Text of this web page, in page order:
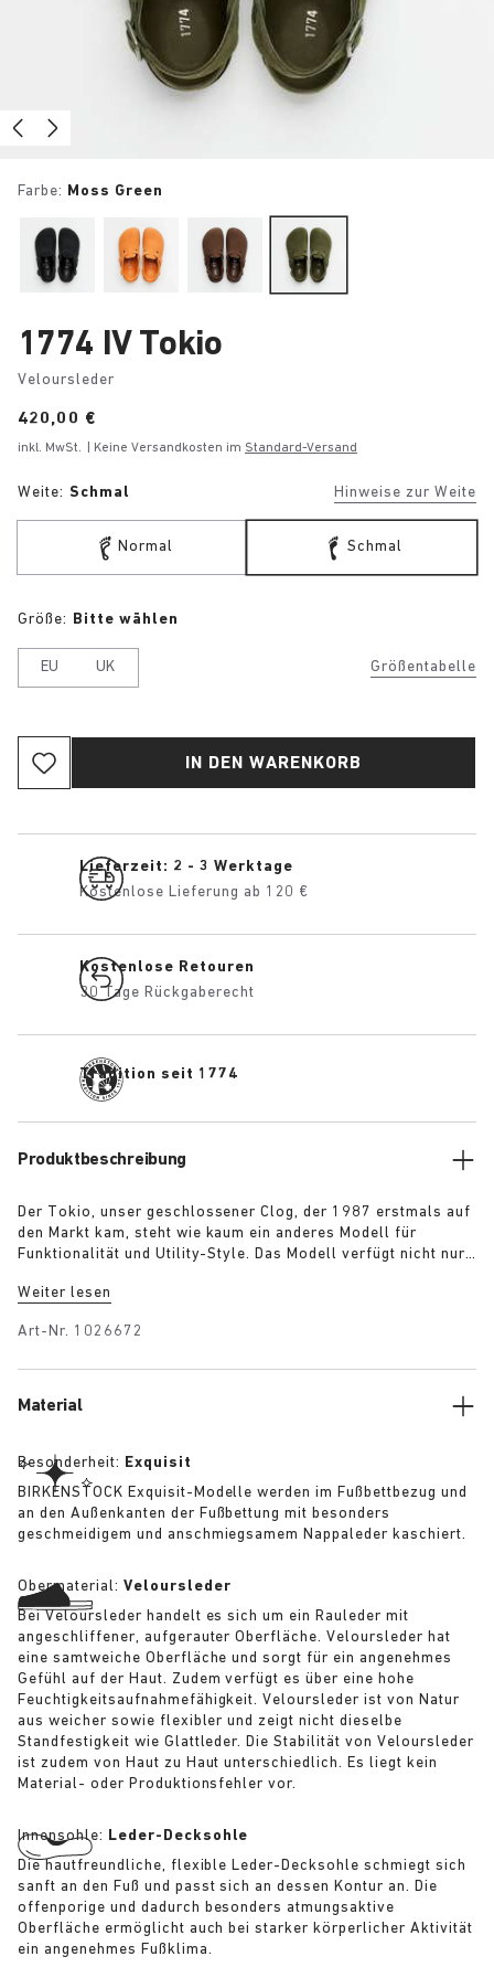
Farbe: Moss Green
1774 IV Tokio
Veloursleder
Price:
420,00 €
inkl. MwSt. | Keine Versandkosten im Standard-Versand
Weite: Schmal Hinweise zur Weite
Normal Schmal
Größentabelle
Größe: Bitte wählen
EU UK
IN DEN WARENKORB
Lieferzeit: 2 - 3 Werktage
Kostenlose Lieferung ab 120 €
Kostenlose Retouren
30 Tage Rückgaberecht
Tradition seit 1774
Produktbeschreibung
Der Tokio, unser geschlossener Clog, der 1987 erstmals auf
den Markt kam, steht wie kaum ein anderes Modell für
Funktionalität und Utility-Style. Das Modell verfügt nicht nur
anpassbare Riemen an der Ferse und am Fußspann. Der 1774-
Green, Carafe und Kurkuma.
Weiter lesen
Art-Nr. 1026672
Material
Besonderheit: Exquisit
BIRKENSTOCK Exquisit-Modelle werden im Fußbettbezug und
an den Außenkanten der Fußbettung mit besonders
geschmeidigem und anschmiegsamem Nappaleder kaschiert.
Obermaterial: Veloursleder
Bei Veloursleder handelt es sich um ein Rauleder mit
angeschliffener, aufgerauter Oberfläche. Veloursleder hat
eine samtweiche Oberfläche und sorgt für ein angenehmes
Gefühl auf der Haut. Zudem verfügt es über eine hohe
Feuchtigkeitsaufnahmefähigkeit. Veloursleder ist von Natur
aus weicher sowie flexibler und zeigt nicht dieselbe
Standfestigkeit wie Glattleder. Die Stabilität von Veloursleder
ist zudem von Haut zu Haut unterschiedlich. Es liegt kein
Material- oder Produktionsfehler vor.
Innensohle: Leder-Decksohle
Die hautfreundliche, flexible Leder-Decksohle schmiegt sich
sanft an den Fuß und passt sich an dessen Kontur an. Die
offenporige und dadurch besonders atmungsaktive
Oberfläche ermöglicht auch bei starker körperlicher Aktivität
ein angenehmes Fußklima.